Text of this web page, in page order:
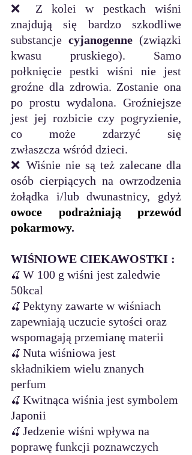
❌ Z kolei w pestkach wiśni
znajdują się bardzo szkodliwe
substancje cyjanogenne (związki
kwasu pruskiego). Samo
połknięcie pestki wiśni nie jest
groźne dla zdrowia. Zostanie ona
po prostu wydalona. Groźniejsze
jest jej rozbicie czy pogryzienie,
co może zdarzyć się
zwłaszcza wśród dzieci.
❌ Wiśnie nie są też zalecane dla
osób cierpiących na owrzodzenia
owoce podrażniają przewód
pokarmowy.
WIŚNIOWE CIEKAWOSTKI :
🍒 W 100 g wiśni jest zaledwie
50kcal
🍒 Pektyny zawarte w wiśniach
zapewniają uczucie sytości oraz
wspomagają przemianę materii
🍒 Nuta wiśniowa jest
składnikiem wielu znanych
perfum
🍒 Kwitnąca wiśnia jest symbolem
Japonii
🍒 Jedzenie wiśni wpływa na
poprawę funkcji poznawczych